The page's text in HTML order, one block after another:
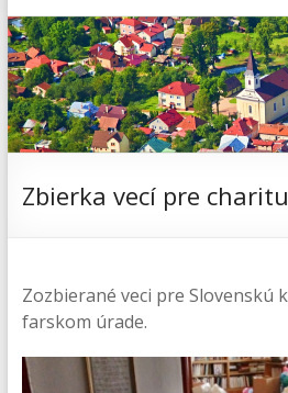
Zbierka vecí pre charitu
Zozbierané veci pre Slovenskú
farskom úrade.